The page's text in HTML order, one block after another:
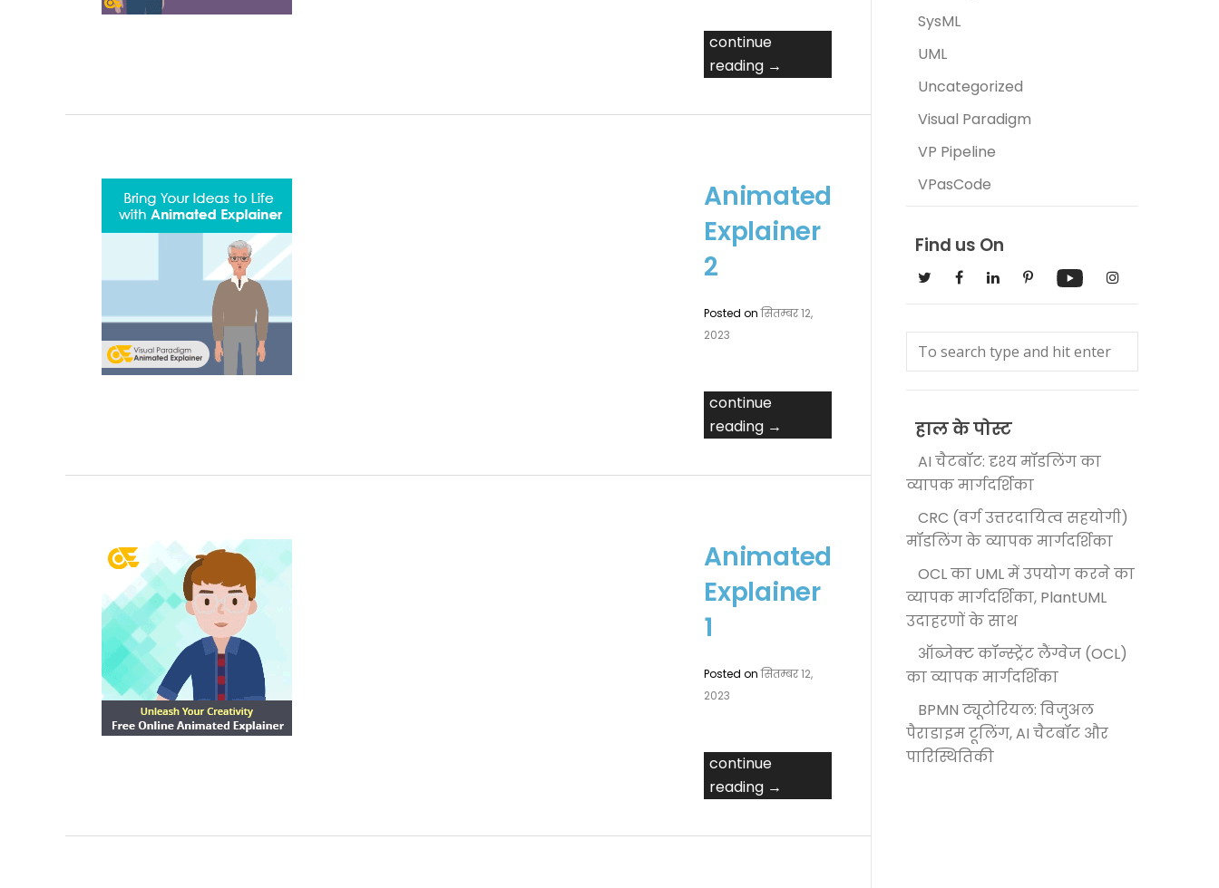
continue
reading →
Animated
Explainer
2
Posted onसितम्बर 12,
2023
continue
reading →
Animated
Explainer
1
Posted onसितम्बर 12,
2023
continue
reading →
SysML
UML
Uncategorized
Visual Paradigm
VP Pipeline
VPasCode
Find us On
हाल के पोस्ट
AI चैटबॉट: दृश्य मॉडलिंग का
व्यापक मार्गदर्शिका
CRC (वर्ग उत्तरदायित्व सहयोगी)
मॉडलिंग के व्यापक मार्गदर्शिका
OCL का UML में उपयोग करने का
व्यापक मार्गदर्शिका, PlantUML
उदाहरणों के साथ
ऑब्जेक्ट कॉन्स्ट्रेंट लैंग्वेज (OCL)
का व्यापक मार्गदर्शिका
BPMN ट्यूटोरियल: विजुअल
पैराडाइम टूलिंग, AI चैटबॉट और
पारिस्थितिकी